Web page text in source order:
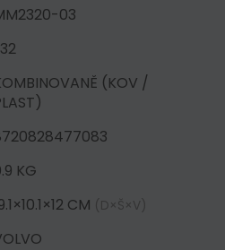
03
(KOV /
KG
CM (D×Š×V)